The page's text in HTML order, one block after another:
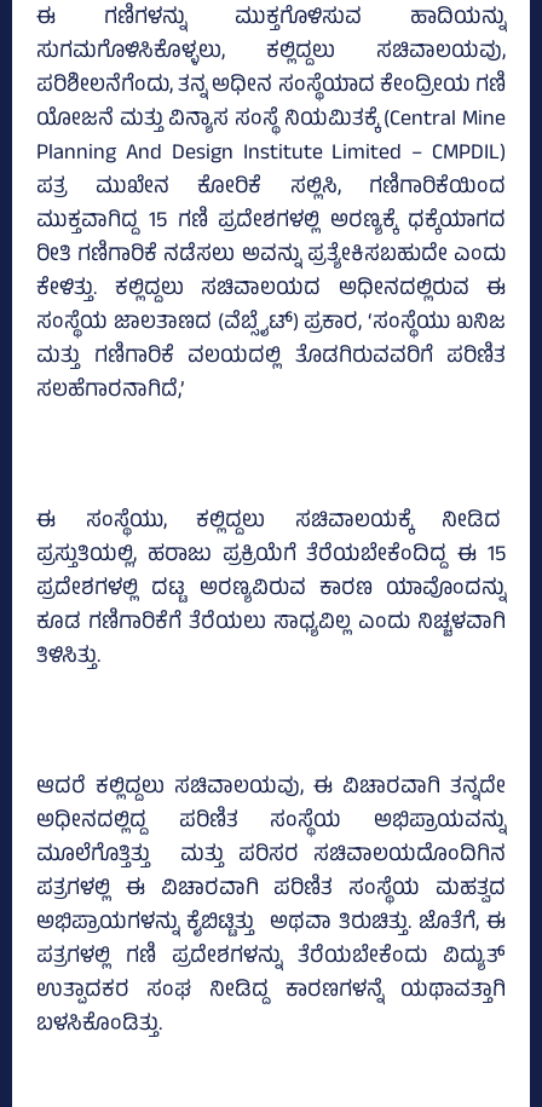
ಈ ಗಣಿಗಳನ್ನು ಮುಕ್ತಗೊಳಿಸುವ ಹಾದಿಯನ್ನು
ಸುಗಮಗೊಳಿಸಿಕೊಳ್ಳಲು, ಕಲ್ಲಿದ್ದಲು ಸಚಿವಾಲಯವು,
ಪರಿಶೀಲನೆಗೆಂದು, ತನ್ನ ಅಧೀನ ಸಂಸ್ಥೆಯಾದ ಕೇಂದ್ರೀಯ ಗಣಿ
ಯೋಜನೆ ಮತ್ತು ವಿನ್ಯಾಸ ಸಂಸ್ಥೆ ನಿಯಮಿತಕ್ಕೆ (Central Mine
Planning And Design Institute Limited – CMPDIL)
ಪತ್ರ ಮುಖೇನ ಕೋರಿಕೆ ಸಲ್ಲಿಸಿ, ಗಣಿಗಾರಿಕೆಯಿಂದ
ಮುಕ್ತವಾಗಿದ್ದ 15 ಗಣಿ ಪ್ರದೇಶಗಳಲ್ಲಿ ಅರಣ್ಯಕ್ಕೆ ಧಕ್ಕೆಯಾಗದ
ರೀತಿ ಗಣಿಗಾರಿಕೆ ನಡೆಸಲು ಅವನ್ನು ಪ್ರತ್ಯೇಕಿಸಬಹುದೇ ಎಂದು
ಕೇಳಿತ್ತು. ಕಲ್ಲಿದ್ದಲು ಸಚಿವಾಲಯದ ಅಧೀನದಲ್ಲಿರುವ ಈ
ಸಂಸ್ಥೆಯ ಜಾಲತಾಣದ (ವೆಬ್ಸೈಟ್) ಪ್ರಕಾರ, ‘ಸಂಸ್ಥೆಯು ಖನಿಜ
ಮತ್ತು ಗಣಿಗಾರಿಕೆ ವಲಯದಲ್ಲಿ ತೊಡಗಿರುವವರಿಗೆ ಪರಿಣಿತ
ಸಲಹೆಗಾರನಾಗಿದೆ,’
ಈ ಸಂಸ್ಥೆಯು, ಕಲ್ಲಿದ್ದಲು ಸಚಿವಾಲಯಕ್ಕೆ ನೀಡಿದ
ಪ್ರಸ್ತುತಿಯಲ್ಲಿ, ಹರಾಜು ಪ್ರಕ್ರಿಯೆಗೆ ತೆರೆಯಬೇಕೆಂದಿದ್ದ ಈ 15
ಪ್ರದೇಶಗಳಲ್ಲಿ ದಟ್ಟ ಅರಣ್ಯವಿರುವ ಕಾರಣ ಯಾವೊಂದನ್ನು
ಕೂಡ ಗಣಿಗಾರಿಕೆಗೆ ತೆರೆಯಲು ಸಾಧ್ಯವಿಲ್ಲ ಎಂದು ನಿಚ್ಚಳವಾಗಿ
ತಿಳಿಸಿತ್ತು.
ಆದರೆ ಕಲ್ಲಿದ್ದಲು ಸಚಿವಾಲಯವು, ಈ ವಿಚಾರವಾಗಿ ತನ್ನದೇ
ಅಧೀನದಲ್ಲಿದ್ದ ಪರಿಣಿತ ಸಂಸ್ಥೆಯ ಅಭಿಪ್ರಾಯವನ್ನು
ಮೂಲೆಗೊತ್ತಿತ್ತು ಮತ್ತು ಪರಿಸರ ಸಚಿವಾಲಯದೊಂದಿಗಿನ
ಪತ್ರಗಳಲ್ಲಿ ಈ ವಿಚಾರವಾಗಿ ಪರಿಣಿತ ಸಂಸ್ಥೆಯ ಮಹತ್ವದ
ಅಭಿಪ್ರಾಯಗಳನ್ನು ಕೈಬಿಟ್ಟಿತ್ತು ಅಥವಾ ತಿರುಚಿತ್ತು. ಜೊತೆಗೆ, ಈ
ಪತ್ರಗಳಲ್ಲಿ ಗಣಿ ಪ್ರದೇಶಗಳನ್ನು ತೆರೆಯಬೇಕೆಂದು ವಿದ್ಯುತ್
ಉತ್ಪಾದಕರ ಸಂಘ ನೀಡಿದ್ದ ಕಾರಣಗಳನ್ನೆ ಯಥಾವತ್ತಾಗಿ
ಬಳಸಿಕೊಂಡಿತ್ತು.